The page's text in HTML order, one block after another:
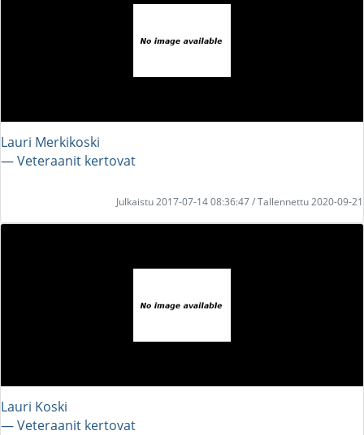
Lauri Merkikoski
― Veteraanit kertovat
Julkaistu 2017-07-14 08:36:47 / Tallennettu 2020-09-21
Lauri Koski
― Veteraanit kertovat